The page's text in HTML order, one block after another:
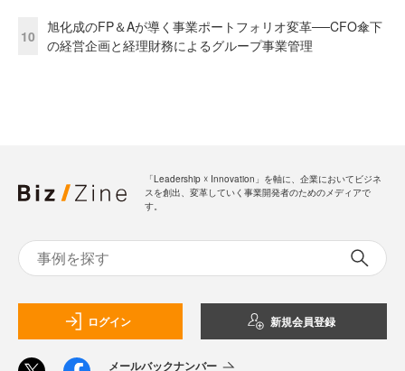
10
旭化成のFP＆Aが導く事業ポートフォリオ変革──CFO傘下
の経営企画と経理財務によるグループ事業管理
「Leadership ☓ Innovation」を軸に、企業においてビジネ
スを創出、変革していく事業開発者のためのメディアで
す。
ログイン 新規会員登録
メールバックナンバー